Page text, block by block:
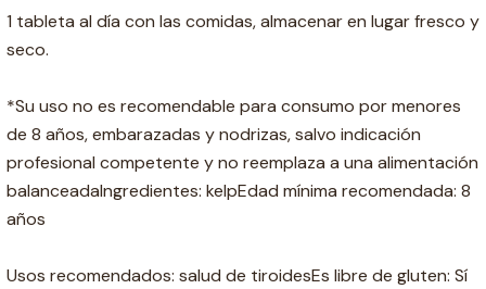
1 tableta al día con las comidas, almacenar en lugar fresco y
seco.
*Su uso no es recomendable para consumo por menores
de 8 años, embarazadas y nodrizas, salvo indicación
profesional competente y no reemplaza a una alimentación
balanceadaIngredientes: kelpEdad mínima recomendada: 8
años
Usos recomendados: salud de tiroidesEs libre de gluten: Sí